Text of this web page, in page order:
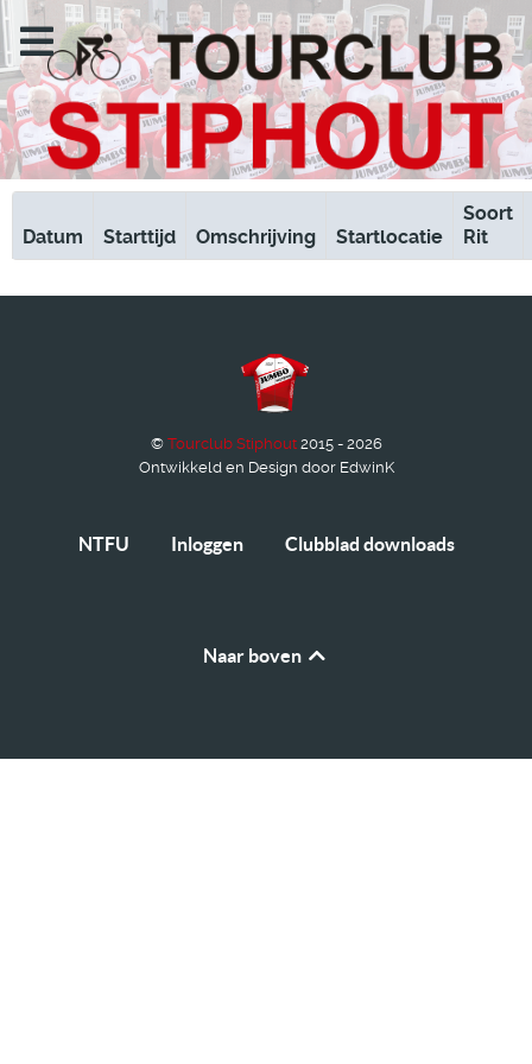
Datum Starttijd Omschrijving Startlocatie
Soort
Rit
© Tourclub Stiphout 2015 - 2026
Ontwikkeld en Design door EdwinK
NTFU Inloggen Clubblad downloads
Naar boven